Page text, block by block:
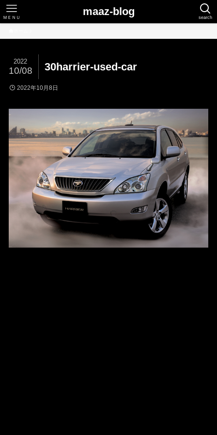
maaz-blog search
ＭＥＮＵ
30harrier-used-car
2022
10/08
2022年10月8日